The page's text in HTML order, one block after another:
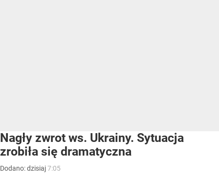
Nagły zwrot ws. Ukrainy. Sytuacja
zrobiła się dramatyczna
Dodano:dzisiaj7:05